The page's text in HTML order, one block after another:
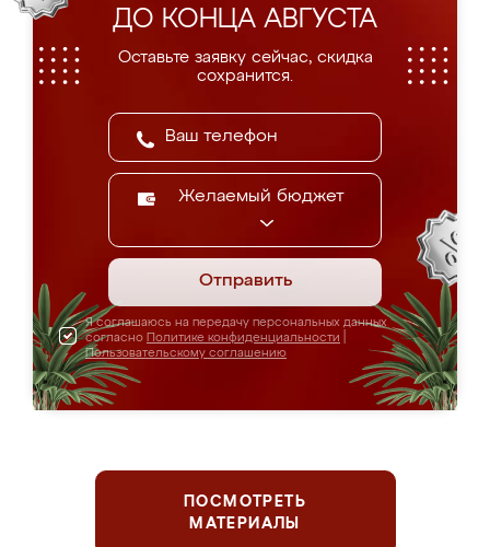
ДО КОНЦА АВГУСТА
Оставьте заявку сейчас, скидка
сохранится.
Желаемый бюджет
Отправить
Я соглашаюсь на передачу персональных данных
согласно Политике конфиденциальности
Пользовательскому соглашению
ПОСМОТРЕТЬ
МАТЕРИАЛЫ